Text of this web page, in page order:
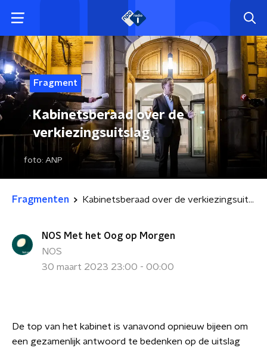
Fragment
Kabinetsberaad over de
verkiezingsuitslag
foto: ANP
Fragmenten Kabinetsberaad over de verkiezingsuitslag
NOS Met het Oog op Morgen
NOS
30 maart 2023 23:00 - 00:00
De top van het kabinet is vanavond opnieuw bijeen om
een gezamenlijk antwoord te bedenken op de uitslag